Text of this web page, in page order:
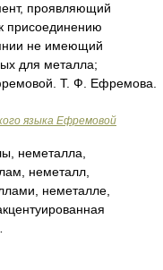
проявляющий
присоединению
не имеющий
для металла;
Т. Ф. Ефремова.
языка Ефремовой
неметалла,
неметалл,
неметалле,